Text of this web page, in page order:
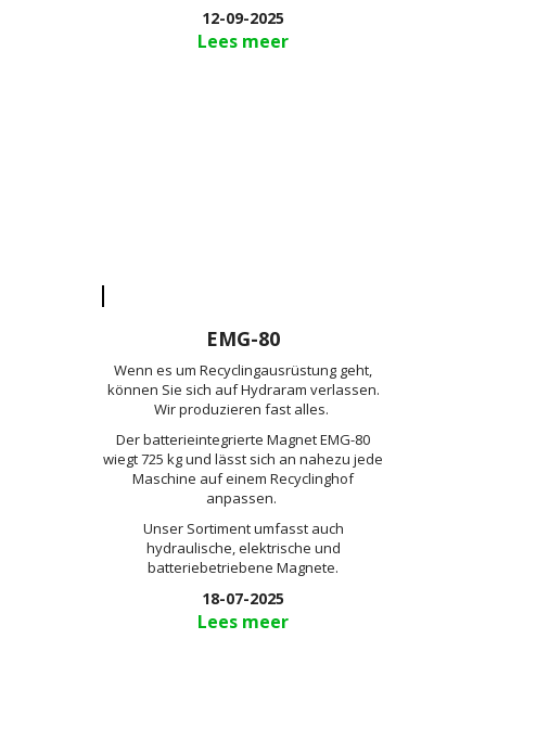
12-09-2025
Lees meer
EMG-80
Wenn es um Recyclingausrüstung geht,
können Sie sich auf Hydraram verlassen.
Wir produzieren fast alles.
Der batterieintegrierte Magnet EMG-80
wiegt 725 kg und lässt sich an nahezu jede
Maschine auf einem Recyclinghof
anpassen.
Unser Sortiment umfasst auch
hydraulische, elektrische und
batteriebetriebene Magnete.
18-07-2025
Lees meer